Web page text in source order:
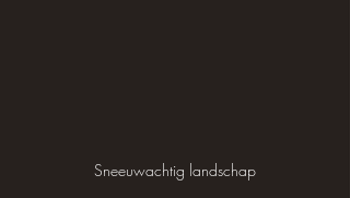
Sneeuwachtig landschap